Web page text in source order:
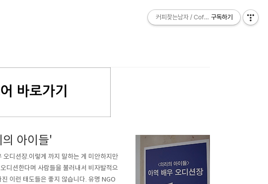
커피찾는남자 / Coffee Explorer
구독하기
아이들'
디션장.이렇게 까지 말하는 게 미안하지만
디션한다며 사람들을 불러내서 비자발적으
이런 태도들은 좋지 않습니다. 유명 NGO
커피찾는남자 / Coffee Explorer
구독하기